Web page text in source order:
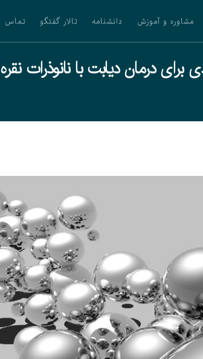
مشاوره و آموزش دانشنامه تالار گفتگو تماس
درمان دیابت با نانوذرات نقره